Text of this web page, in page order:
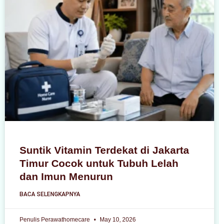
Suntik Vitamin Terdekat di Jakarta
Timur Cocok untuk Tubuh Lelah
dan Imun Menurun
BACA SELENGKAPNYA
Penulis Perawathomecare May 10, 2026